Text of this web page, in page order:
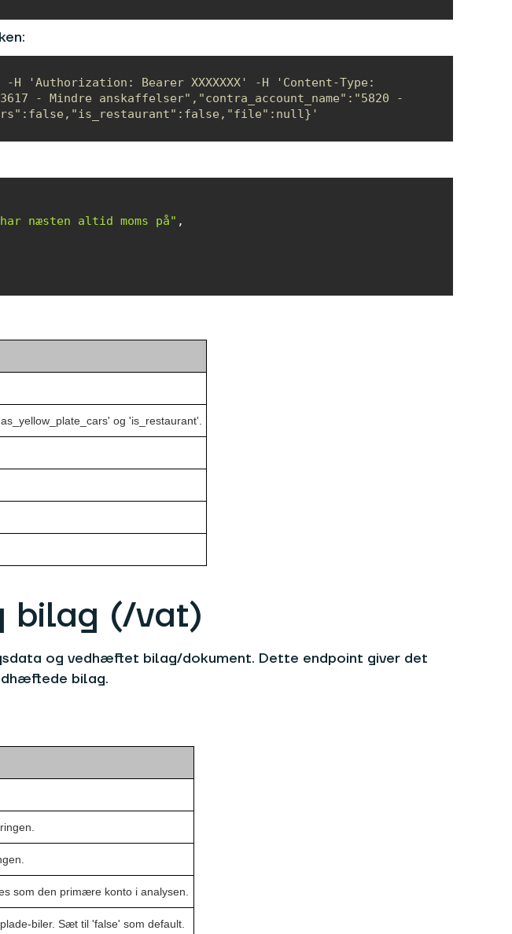
'Authorization: Bearer XXXXXXX' -H 'Content-Type:
- Mindre anskaffelser","contra_account_name":"5820 -
næsten altid moms på"
og 'is_restaurant'.
bilag (/vat)
og vedhæftet bilag/dokument. Dette endpoint giver det
bilag.
som den primære konto i analysen.
biler. Sæt til 'false' som default.